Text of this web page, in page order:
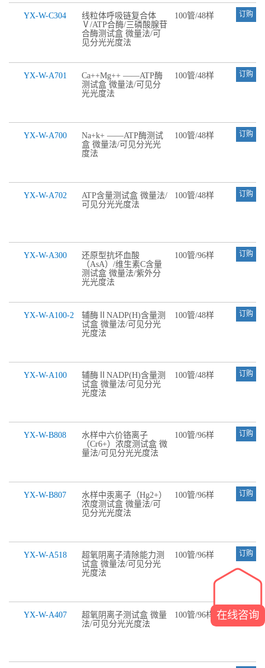
YX-W-C304
线粒体呼吸链复合体
Ⅴ/ATP合酶/三磷酸腺苷
合酶测试盒 微量法/可
见分光光度法
100管/48样 订购
YX-W-A701
Ca++Mg++ ——ATP酶
测试盒 微量法/可见分
光光度法
100管/48样 订购
YX-W-A700
Na+k+ ——ATP酶测试
盒 微量法/可见分光光
度法
100管/48样 订购
YX-W-A702
ATP含量测试盒 微量法/
可见分光光度法
100管/48样 订购
YX-W-A300
还原型抗坏血酸
（AsA）/维生素C含量
测试盒 微量法/紫外分
光光度法
100管/96样 订购
YX-W-A100-2
辅酶ⅡNADP(H)含量测
试盒 微量法/可见分光
光度法
100管/48样 订购
YX-W-A100
辅酶ⅡNADP(H)含量测
试盒 微量法/可见分光
光度法
100管/48样 订购
YX-W-B808
水样中六价铬离子
（Cr6+）浓度测试盒 微
量法/可见分光光度法
100管/96样 订购
YX-W-B807
水样中汞离子（Hg2+）
浓度测试盒 微量法/可
见分光光度法
100管/96样 订购
YX-W-A518
超氧阴离子清除能力测
试盒 微量法/可见分光
光度法
100管/96样 订购
YX-W-A407
超氧阴离子测试盒 微量
法/可见分光光度法
100管/96样 订购
在线咨询